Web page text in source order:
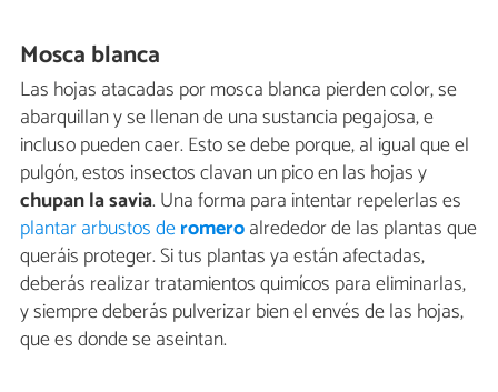
Mosca blanca
Las hojas atacadas por mosca blanca pierden color, se
abarquillan y se llenan de una sustancia pegajosa, e
incluso pueden caer. Esto se debe porque, al igual que el
pulgón, estos insectos clavan un pico en las hojas y
chupan la savia. Una forma para intentar repelerlas es
plantar arbustos deromeroalrededor de las plantas que
queráis proteger. Si tus plantas ya están afectadas,
deberás realizar tratamientos quimícos para eliminarlas,
y siempre deberás pulverizar bien el envés de las hojas,
que es donde se aseintan.